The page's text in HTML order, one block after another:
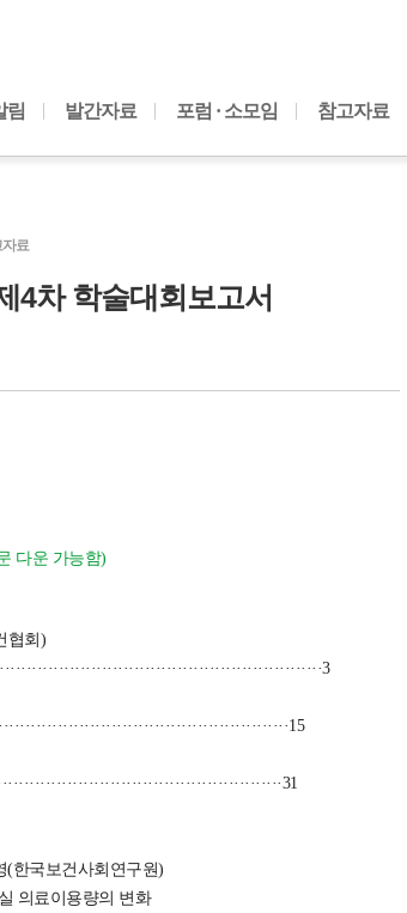
림 발간자료 포럼 · 소모임 참고자료
료
4차 학술대회보고서
다운 가능함)
협회)
(한국보건사회연구원)
의료이용량의 변화